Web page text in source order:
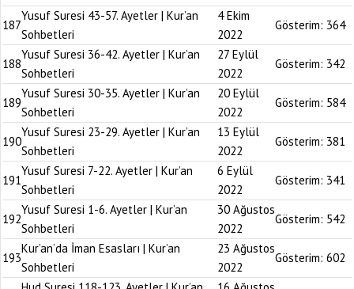
187
Yusuf Suresi 43-57. Ayetler | Kur’an
Sohbetleri
4 Ekim
2022
Gösterim: 364
188
Yusuf Suresi 36-42. Ayetler | Kur’an
Sohbetleri
27 Eylül
2022
Gösterim: 342
189
Yusuf Suresi 30-35. Ayetler | Kur’an
Sohbetleri
20 Eylül
2022
Gösterim: 584
190
Yusuf Suresi 23-29. Ayetler | Kur’an
Sohbetleri
13 Eylül
2022
Gösterim: 381
191
Yusuf Suresi 7-22. Ayetler | Kur’an
Sohbetleri
6 Eylül
2022
Gösterim: 341
192
Yusuf Suresi 1-6. Ayetler | Kur’an
Sohbetleri
30 Ağustos
2022
Gösterim: 542
193
Kur’an’da İman Esasları | Kur’an
Sohbetleri
23 Ağustos
2022
Gösterim: 602